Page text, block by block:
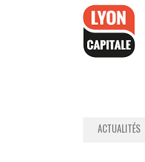
ACTUALITÉS